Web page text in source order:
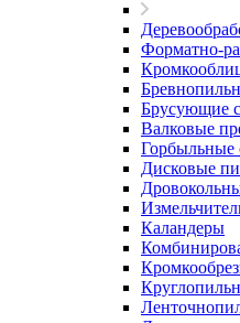
Форматно-
Брусующие
Валковые
Горбыльные
Дисковые
Каландеры